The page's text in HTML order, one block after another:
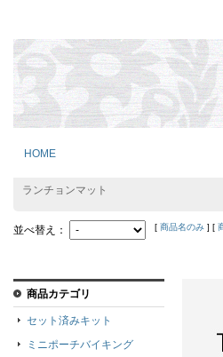
HOME
ランチョンマット
並べ替え： [ 商品名のみ ] [
商品カテゴリ
セット済みキット
ミニポーチバイキング